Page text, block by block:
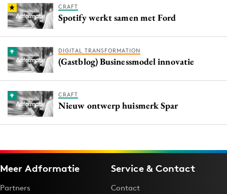
CRAFT
Spotify werkt samen met Ford
DIGITAL TRANSFORMATION
(Gastblog) Businessmodel innovatie
CRAFT
Nieuw ontwerp huismerk Spar
Meer Adformatie
Partners
Service & Contact
Contact